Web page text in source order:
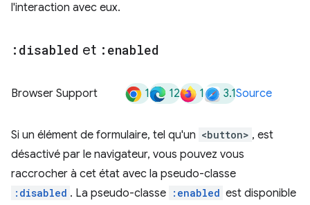
l'interaction avec eux.
:disabled et :enabled
Browser Support 1 12 1 3.1Source
Si un élément de formulaire, tel qu'un <button> , est
désactivé par le navigateur, vous pouvez vous
raccrocher à cet état avec la pseudo-classe
:disabled . La pseudo-classe :enabled est disponible